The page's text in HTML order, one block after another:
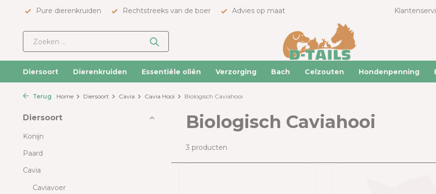
Pure dierenkruiden Rechtstreeks van de boer Advies op maat
Diersoort Dierenkruiden Essentiële oliën Verzorging Bach Celzouten Hondenpenning
Terug Home Diersoort Cavia Cavia Hooi Biologisch Caviahooi
Diersoort
Konijn
Paard
Cavia
Caviavoer
Biologisch Caviahooi
3 producten